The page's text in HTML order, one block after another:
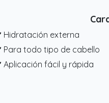
externa
todo tipo de cabello
fácil y rápida